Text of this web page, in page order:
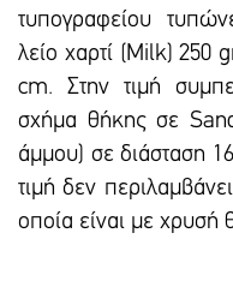
τυπογραφείου
λείο χαρτί (Milk) 250
cm. Στην τιμή
σχήμα θήκης σε
άμμου) σε διάσταση
τιμή δεν
οποία είναι με χρυσή